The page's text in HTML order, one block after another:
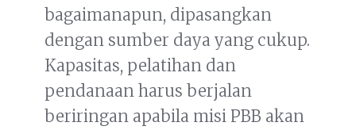
bagaimanapun, dipasangkan
dengan sumber daya yang cukup.
Kapasitas, pelatihan dan
pendanaan harus berjalan
beriringan apabila misi PBB akan